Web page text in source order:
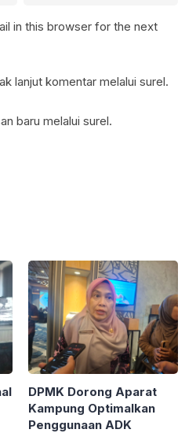
in this browser for the next
lanjut komentar melalui surel.
baru melalui surel.
DPMK Dorong Aparat
Kampung Optimalkan
Penggunaan ADK